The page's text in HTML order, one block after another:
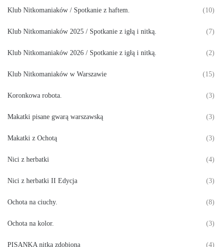
Klub Nitkomaniaków / Spotkanie z haftem. (10)
Klub Nitkomaniaków 2025 / Spotkanie z igłą i nitką. (7)
Klub Nitkomaniaków 2026 / Spotkanie z igłą i nitką. (2)
Klub Nitkomaniaków w Warszawie (15)
Koronkowa robota. (3)
Makatki pisane gwarą warszawską (3)
Makatki z Ochotą (3)
Nici z herbatki (4)
Nici z herbatki II Edycja (3)
Ochota na ciuchy. (8)
Ochota na kolor. (3)
PISANKA nitką zdobiona (4)